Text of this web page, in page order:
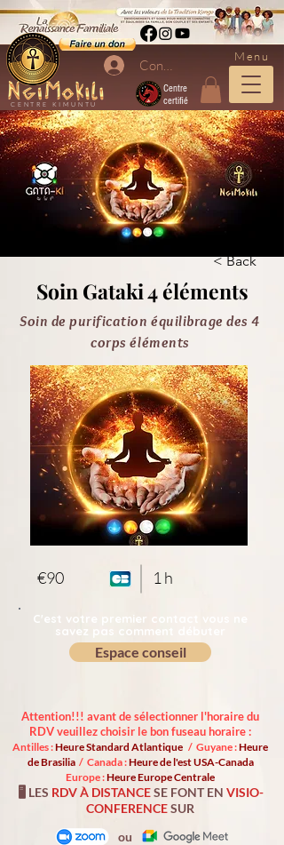
CENTRE KIMUNTU
Centre
certifié
Connexion
Menu
Soin Gataki 4 éléments
< Back
Soin de purification équilibrage des 4
corps éléments
€90 1 h
C'est votre premier contact vous ne
savez pas comment débuter
Espace conseil
Attention!!! avant de sélectionner l'horaire du
RDV veuillez choisir le bon fuseau horaire :
Antilles :Heure Standard Atlantique / Guyane :Heure
de Brasilia / Canada :Heure de l'est USA-Canada
Europe :Heure Europe Centrale
🖥️ LES RDV À DISTANCESE FONT EN VISIO-
CONFERENCESUR
ou